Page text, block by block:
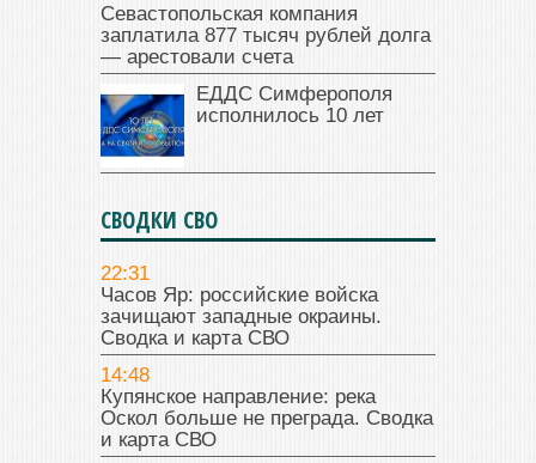
Севастопольская компания
заплатила 877 тысяч рублей долга
— арестовали счета
ЕДДС Симферополя
исполнилось 10 лет
СВОДКИ СВО
22:31
Часов Яр: российские войска
зачищают западные окраины.
Сводка и карта СВО
14:48
Купянское направление: река
Оскол больше не преграда. Сводка
и карта СВО